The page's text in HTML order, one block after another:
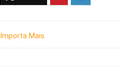
Importa Mais